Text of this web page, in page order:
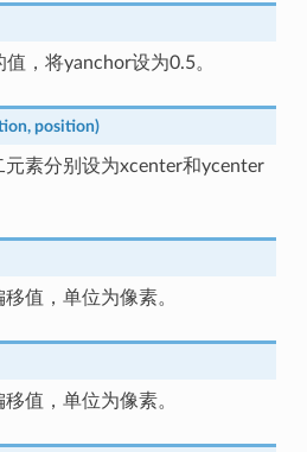
，将yanchor设为0.5。
position)
素分别设为xcenter和ycenter
值，单位为像素。
值，单位为像素。